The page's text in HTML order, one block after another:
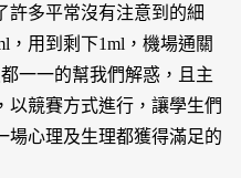
許多平常沒有注意到的細
，用到剩下1ml，機場通關
一一的幫我們解惑，且主
以競賽方式進行，讓學生們
場心理及生理都獲得滿足的